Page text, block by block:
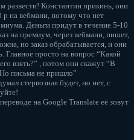
развести! Константин прикинь, они
на вебмани, потому что нет
Деньги придут в течение 5-10
на премиум, через вебмани, пишет,
но заказ обрабатывается, и они
Главное просто на вопрос “Какой
взять?” , потом они скажут “В
письма не пришло”
стервозная будет, но нет, с
на Google Translate её зовут